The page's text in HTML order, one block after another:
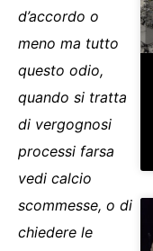
d’accordo o
meno ma tutto
questo odio,
quando si tratta
di vergognosi
processi farsa
vedi calcio
scommesse, o di
chiedere le